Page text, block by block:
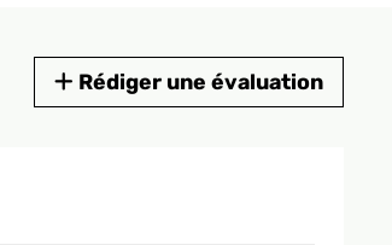
Rédiger une évaluation